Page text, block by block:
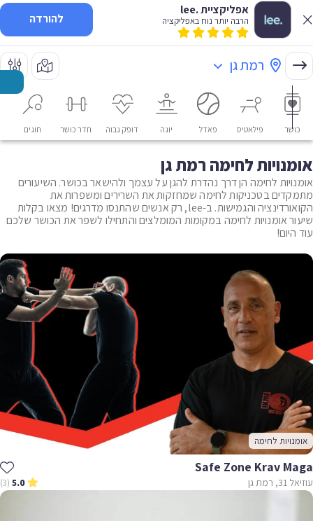
אפליקציית .lee
הרבה יותר נוח באפליקציה להורדה
רמת גן
כושר פילאטיס פאדל יוגה דופק גבוה חדר כושר חוגים
אומנויות לחימה רמת גן
אומנויות לחימה הן דרך נהדרת להגן על עצמך ולהישאר בכושר. השיעורים
מתמקדים בטכניקות לחימה שמחזקות את השרירים ומשפרות את
הקואורדינציה והגמישות. ב-lee, רק אנשים שהתנסו מדרגים! מצאו בקלות
שיעור אומנויות לחימה במקומות המומלצים והתחילו לשפר את הכושר שלכם
עוד היום!
אומנויות לחימה
Safe Zone Krav Maga
עוזיאל 31, רמת גן 5.0
(3)